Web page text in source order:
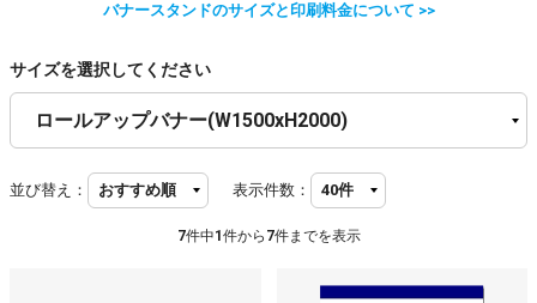
バナースタンドのサイズと印刷料金について >>
サイズを選択してください
並び替え： 表示件数：
7件中1 件から 7件までを表示